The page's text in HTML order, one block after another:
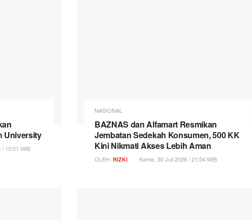
University
/ 13:01 WIB
NASIONAL
BAZNAS dan Alfamart Resmikan
Jembatan Sedekah Konsumen, 500 KK
Kini Nikmati Akses Lebih Aman
OLEH: RIZKI Kamis, 30 Juli 2026 / 21:54 WIB